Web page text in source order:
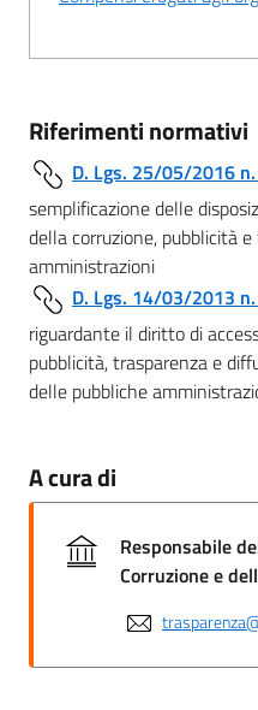
Riferimenti normativi
D. Lgs. 25/05/2016
semplificazione delle
della corruzione, pubblicità
amministrazioni
D. Lgs. 14/03/2013
riguardante il diritto di
pubblicità, trasparenza e
delle pubbliche
A cura di
Responsabile
Corruzione e